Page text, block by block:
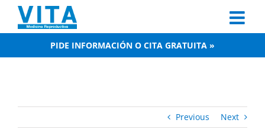
content
PIDE INFORMACIÓN O CITA GRATUITA »
Previous Next